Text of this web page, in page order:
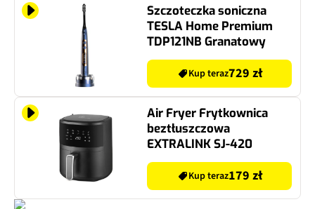
Szczoteczka soniczna
TESLA Home Premium
TDP121NB Granatowy
Kup teraz729 zł
Air Fryer Frytkownica
beztłuszczowa
EXTRALINK SJ-420
Kup teraz179 zł